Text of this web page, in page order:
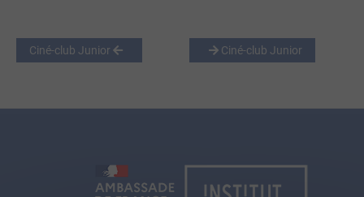
Ciné-club Junior
Ciné-club Junior